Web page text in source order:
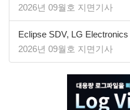
2026년 09월호 지면기사
​​​​​​​Eclipse SDV, LG
2026년 09월호 지면기사